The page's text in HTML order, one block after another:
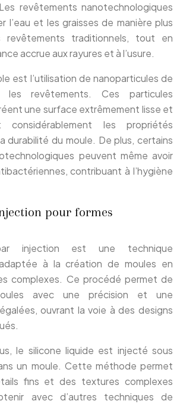
revêtements nanotechnologiques
l’eau et les graisses de manière plus
traditionnels, tout en
accrue aux rayures et à l’usure.
est l’utilisation de nanoparticules de
les revêtements. Ces particules
une surface extrêmement lisse et
considérablement les propriétés
durabilité du moule. De plus, certains
peuvent même avoir
contribuant à l’hygiène
pour formes
injection est une technique
à la création de moules en
complexes. Ce procédé permet de
avec une précision et une
ouvrant la voie à des designs
le silicone liquide est injecté sous
un moule. Cette méthode permet
fins et des textures complexes
avec d’autres techniques de